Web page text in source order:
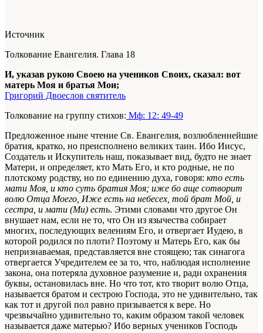
Источник
Толкование Евангелия. Глава 18
И, указав рукою Своею на учеников Своих, сказал: вот
матерь Моя и братья Мои;
Григорий Двоеслов святитель
Толкование на группу стихов: Мф: 12: 49-49
Предложенное ныне чтение Св. Евангелия, возлюбленнейшие
братия, кратко, но преисполнено великих таин. Ибо Иисус,
Создатель и Искупитель наш, показывает вид, будто не знает
Матери, и определяет, кто Мать Его, и кто родные, не по
плотскому родству, но по единению духа, говоря: кто есть
мати Моя, и кто суть братия Моя; иже бо аще сотворит
волю Отца Моего, Иже есть на небесех, той брат Мой, и
сестра, и мати (Ми) есть. Этими словами что другое Он
внушает нам, если не то, что Он из язычества собирает
многих, последующих велениям Его, и отвергает Иудею, в
которой родился по плоти? Поэтому и Матерь Его, как бы
непризнаваемая, представляется вне стоящею; так синагога
отвергается Учредителем ее за то, что, наблюдая исполнение
закона, она потеряла духовное разумение и, ради охранения
буквы, остановилась вне. Но что тот, кто творит волю Отца,
называется братом и сестрою Господа, это не удивительно, так
как тот и другой пол равно призывается к вере. Но
чрезвычайно удивительно то, каким образом такой человек
называется даже матерью? Ибо верных учеников Господь